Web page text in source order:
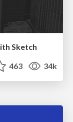
Sketch
463 34k